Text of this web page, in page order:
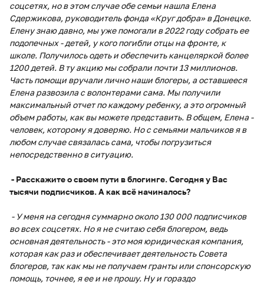
соцсетях, но в этом случае обе семьи нашла Елена
Сдержикова, руководитель фонда «Круг добра» в Донецке.
Елену знаю давно, мы уже помогали в 2022 году собрать ее
подопечных - детей, у кого погибли отцы на фронте, к
школе. Получилось одеть и обеспечить канцеляркой более
1200 детей. В ту акцию мы собрали почти 13 миллионов.
Часть помощи вручали лично наши блогеры, а оставшееся
Елена развозила с волонтерами сама. Мы получили
максимальный отчет по каждому ребенку, а это огромный
объем работы, как вы можете представить. В общем, Елена -
человек, которому я доверяю. Но с семьями мальчиков я в
любом случае связалась сама, чтобы погрузиться
непосредственно в ситуацию.
- Расскажите о своем пути в блогинге. Сегодня у Вас
тысячи подписчиков. А как всё начиналось?
- У меня на сегодня суммарно около 130 000 подписчиков
во всех соцсетях. Но я не считаю себя блогером, ведь
основная деятельность - это моя юридическая компания,
которая как раз и обеспечивает деятельность Совета
блогеров, так как мы не получаем гранты или спонсорскую
помощь, точнее, я ее и не прошу. Ну и гораздо